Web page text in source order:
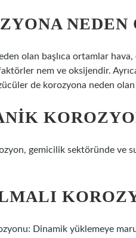
olan başlıca ortamlar
nem ve oksijendir.
de korozyona neden olan
gemicilik sektöründe ve
Dinamik yüklemeye